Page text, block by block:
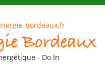
bordeaux.fr
- Do In